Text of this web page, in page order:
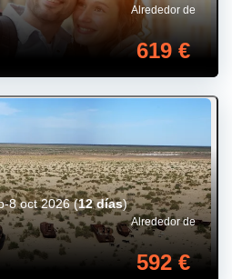
Alrededor de
619 €
Alrededor de
592 €
8 oct 2026(12 días)